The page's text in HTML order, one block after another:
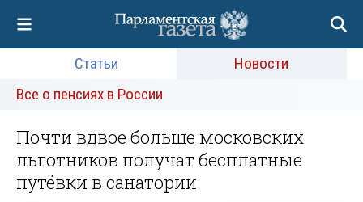
Статьи
Новости
Все о пенсиях в России
Почти вдвое больше московских
льготников получат бесплатные
путёвки в санатории